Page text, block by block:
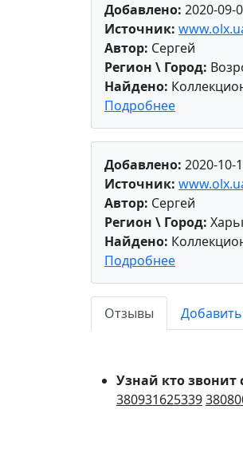
Добавлено: 2020-09-
Источник:
Автор: Сергей
Регион \ Город:
Найдено:
Подробнее
Добавлено: 2020-10-
Источник:
Автор: Сергей
Регион \ Город:
Найдено:
Подробнее
Отзывы
Узнай кто звонит
380931625339